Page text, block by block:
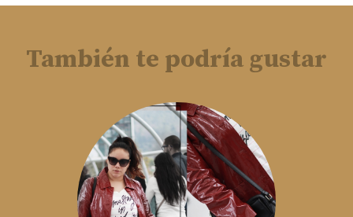
También te podría gustar